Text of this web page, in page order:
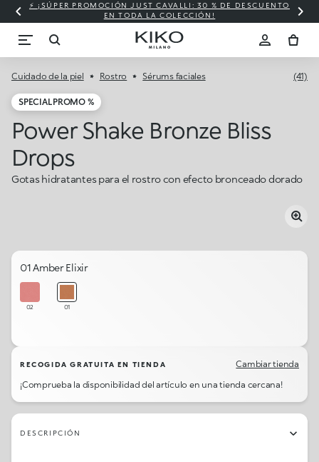
⚡ ¡SÚPER PROMOCIÓN JUST CAVALLI: 30 % DE DESCUENTO
EN TODA LA COLECCIÓN!
Cuidado de la piel Rostro Sérums faciales (41)
SPECIAL PROMO %
Power Shake Bronze Bliss
Drops
Gotas hidratantes para el rostro con efecto bronceado dorado
01 Amber Elixir
02 01
RECOGIDA GRATUITA EN TIENDA
Cambiar tienda
¡Comprueba la disponibilidad del artículo en una tienda cercana!
DESCRIPCIÓN